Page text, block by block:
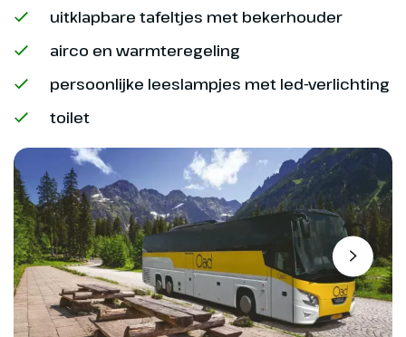
Dag 8
Naar huis
Transfer naar de luchthaven van
Lissabon voor de terugvlucht
naar Amsterdam.
uitklapbare tafeltjes met bekerhouder
airco en warmteregeling
persoonlijke leeslampjes met led-verlichting
toilet